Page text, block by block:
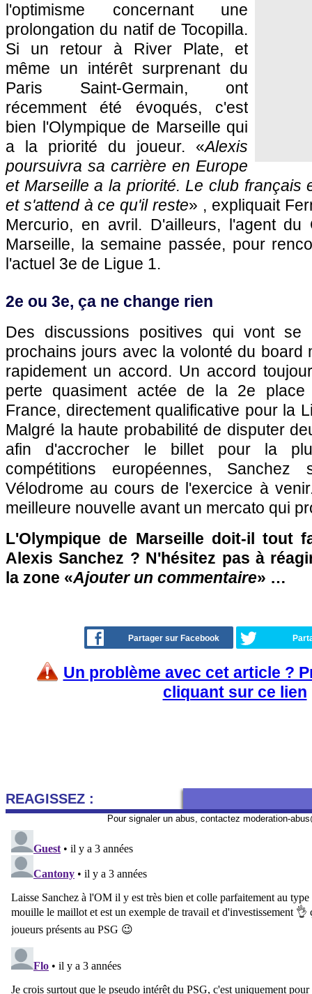
l'optimisme concernant une
prolongation du natif de Tocopilla.
Si un retour à River Plate, et
même un intérêt surprenant du
Paris Saint-Germain, ont
récemment été évoqués, c'est
bien l'Olympique de Marseille qui
a la priorité du joueur. «Alexis
poursuivra sa carrière en Europe
et Marseille a la priorité. Le club français
et s'attend à ce qu'il reste» , expliquait
Mercurio, en avril. D'ailleurs, l'agent
Marseille, la semaine passée, pour
l'actuel 3e de Ligue 1.
2e ou 3e, ça ne change rien
Des discussions positives qui vont se
prochains jours avec la volonté du board
rapidement un accord. Un accord
perte quasiment actée de la 2e place
France, directement qualificative pour la
Malgré la haute probabilité de disputer
afin d'accrocher le billet pour la
compétitions européennes,
Vélodrome au cours de l'exercice à
meilleure nouvelle avant un mercato qui
L'Olympique de Marseille doit-il tout
Alexis Sanchez ? N'hésitez pas à
la zone «Ajouter un commentaire» …
Partager sur Facebook
Un problème avec cet article ?
cliquant sur ce lien
REAGISSEZ :
Pour signaler un abus, contactez moderation-